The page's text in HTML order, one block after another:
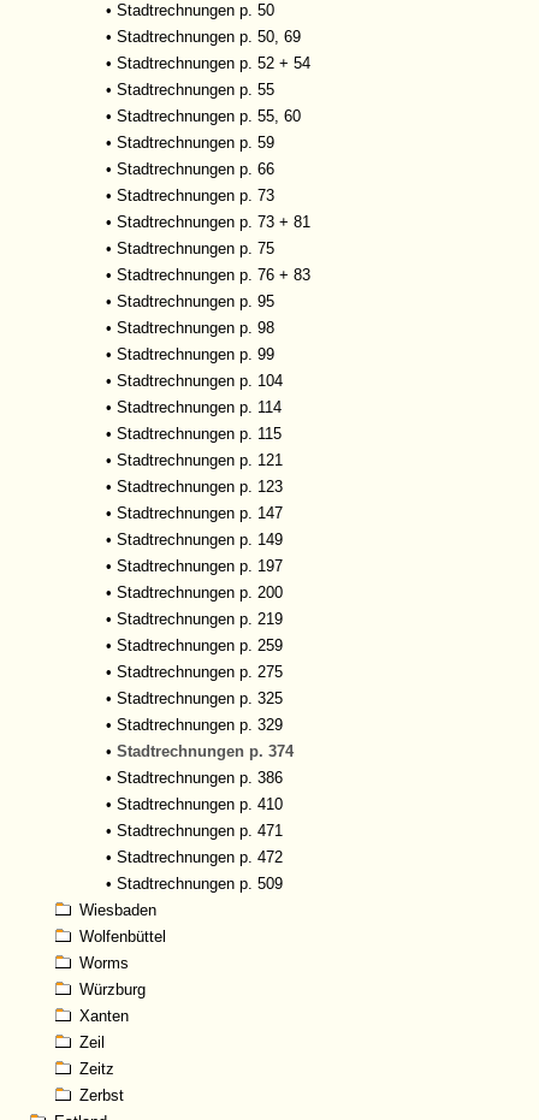
• Stadtrechnungen p. 50
• Stadtrechnungen p. 50, 69
• Stadtrechnungen p. 52 + 54
• Stadtrechnungen p. 55
• Stadtrechnungen p. 55, 60
• Stadtrechnungen p. 59
• Stadtrechnungen p. 66
• Stadtrechnungen p. 73
• Stadtrechnungen p. 73 + 81
• Stadtrechnungen p. 75
• Stadtrechnungen p. 76 + 83
• Stadtrechnungen p. 95
• Stadtrechnungen p. 98
• Stadtrechnungen p. 99
• Stadtrechnungen p. 104
• Stadtrechnungen p. 114
• Stadtrechnungen p. 115
• Stadtrechnungen p. 121
• Stadtrechnungen p. 123
• Stadtrechnungen p. 147
• Stadtrechnungen p. 149
• Stadtrechnungen p. 197
• Stadtrechnungen p. 200
• Stadtrechnungen p. 219
• Stadtrechnungen p. 259
• Stadtrechnungen p. 275
• Stadtrechnungen p. 325
• Stadtrechnungen p. 329
• Stadtrechnungen p. 374
• Stadtrechnungen p. 386
• Stadtrechnungen p. 410
• Stadtrechnungen p. 471
• Stadtrechnungen p. 472
• Stadtrechnungen p. 509
Wiesbaden
Wolfenbüttel
Worms
Würzburg
Xanten
Zeil
Zeitz
Zerbst